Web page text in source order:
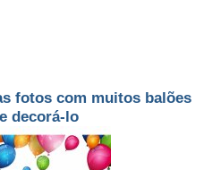
fotos com muitos balões
decorá-lo